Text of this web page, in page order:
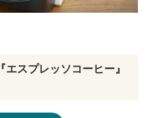
エスプレッソコーヒー』